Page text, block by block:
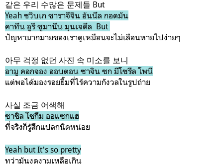
같은 우리 수많은 문제들 But
Yeah ชวิบเก ซาราจีจิน อันนึล กอดมัน
คาทึน อูรี ซูมานึน มุนเจดึล But
ปัญหามากมายของเราดูเหมือนจะไม่เลือนหายไปง่ายๆ
아무 걱정 없던 사진 속 미소를 보니
อามู คอกจอง ออบตอน ซาจิน ซก มีโซรึล โพนี
แต่พอได้มองรอยยิ้มที่ไร้ความกังวลในรูปถ่าย
사실 조금 어색해
ซาชิล โชกึม ออแซกแฮ
ที่จริงก็รู้สึกแปลกนิดหน่อย
Yeah but It's so pretty
ทว่ามันงดงามเหลือเกิน